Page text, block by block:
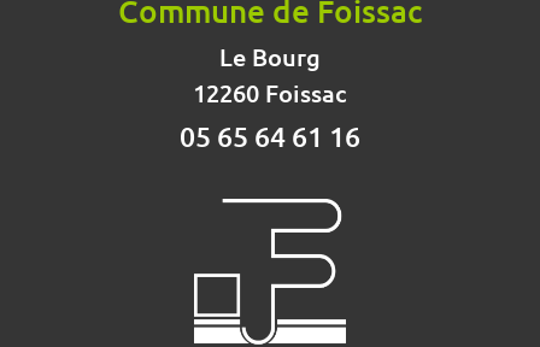
Commune de Foissac
Le Bourg
12260 Foissac
05 65 64 61 16